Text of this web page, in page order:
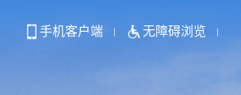
手机客户端 无障碍浏览